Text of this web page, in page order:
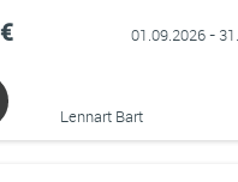
01.09.2026 -
Lennart Bart